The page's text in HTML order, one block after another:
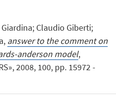
Claudio Giberti;
answer to the comment on
anderson model,
2008, 100, pp. 15972 -